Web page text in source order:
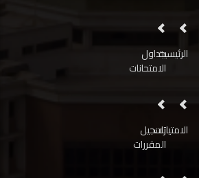
الرئيسيةجداول
الامتحانات
الامتيازاتتسجيل
المقررات